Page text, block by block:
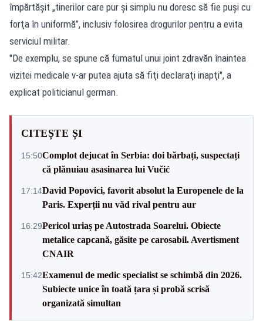
împărtășit „tinerilor care pur şi simplu nu doresc să fie puşi cu
forţa în uniformă”, inclusiv folosirea drogurilor pentru a evita
serviciul militar.
"De exemplu, se spune că fumatul unui joint zdravăn înaintea
vizitei medicale v-ar putea ajuta să fiţi declaraţi inapţi", a
explicat politicianul german.
CITEȘTE ȘI
15:50Complot dejucat în Serbia: doi bărbați, suspectați
că plănuiau asasinarea lui Vučić
17:14David Popovici, favorit absolut la Europenele de la
Paris. Experții nu văd rival pentru aur
16:29Pericol uriaș pe Autostrada Soarelui. Obiecte
metalice capcană, găsite pe carosabil. Avertisment
CNAIR
15:42Examenul de medic specialist se schimbă din 2026.
Subiecte unice în toată țara și probă scrisă
organizată simultan